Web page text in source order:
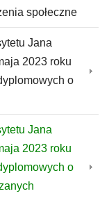
społeczne
Jana
2023 roku
o
Jana
2023 roku
o